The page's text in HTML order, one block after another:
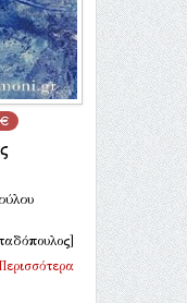
Περισσότερα